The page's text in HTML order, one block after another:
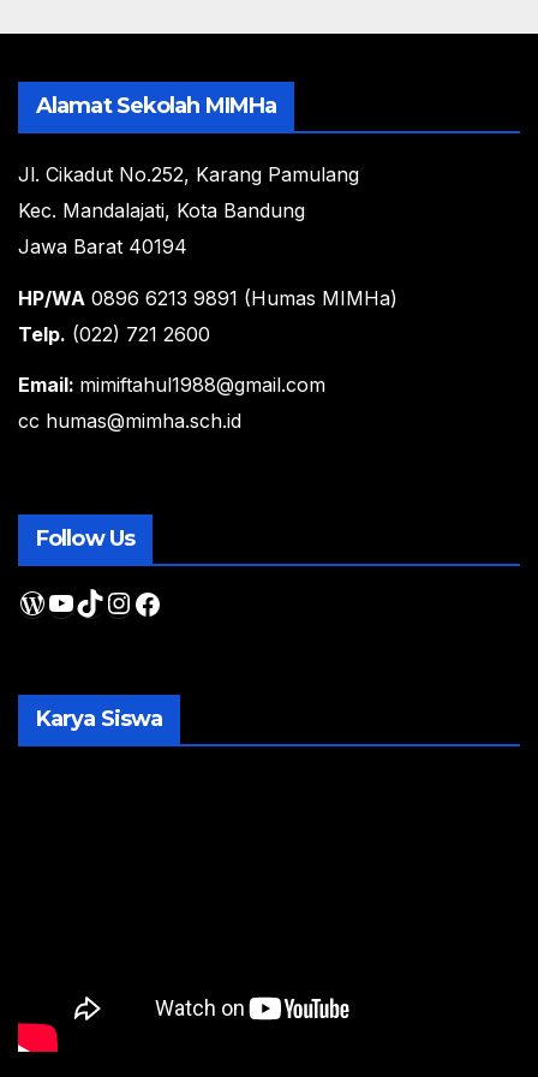
Alamat Sekolah MIMHa
Jl. Cikadut No.252, Karang Pamulang
Kec. Mandalajati, Kota Bandung
Jawa Barat 40194
HP/WA 0896 6213 9891 (Humas MIMHa)
Telp. (022) 721 2600
Email: mimiftahul1988@gmail.com
cc humas@mimha.sch.id
Follow Us
WordPress
YouTube
TikTok
Instagram
Facebook
Karya Siswa